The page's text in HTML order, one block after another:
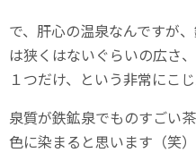
で、肝心の温泉なんですが
は狭くはないぐらいの広さ
１つだけ、という非常にこ
泉質が鉄鉱泉でものすごい
色に染まると思います（笑）